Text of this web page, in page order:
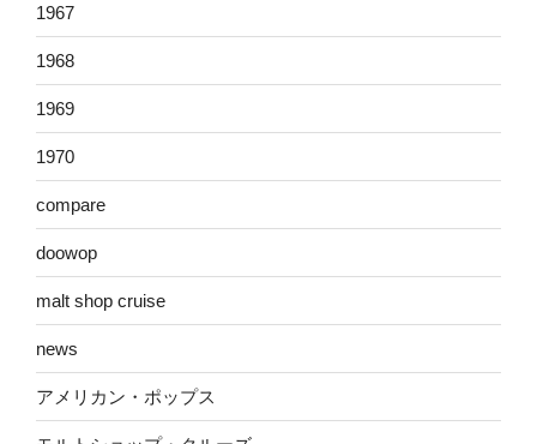
1967
1968
1969
1970
compare
doowop
malt shop cruise
news
アメリカン・ポップス